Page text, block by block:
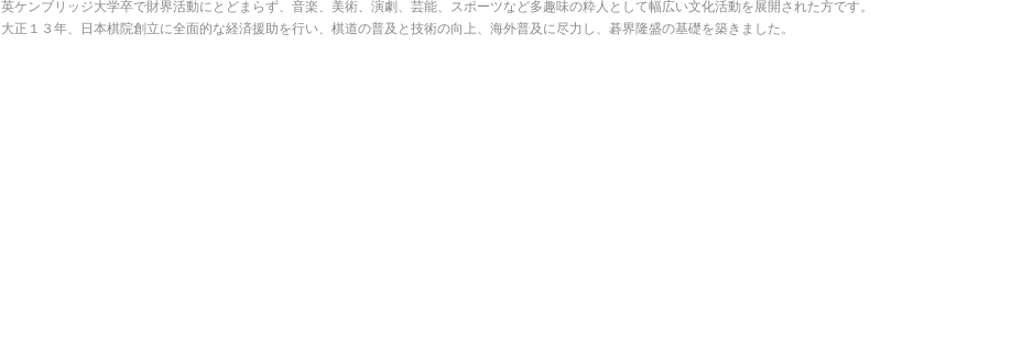
英ケンブリッジ大学卒で財界活動にとどまらず、音楽、美術、演劇、芸能、スポーツなど多趣味の粋人として幅広い文化活動を展開された方です。
大正１３年、日本棋院創立に全面的な経済援助を行い、棋道の普及と技術の向上、海外普及に尽力し、碁界隆盛の基礎を築きました。